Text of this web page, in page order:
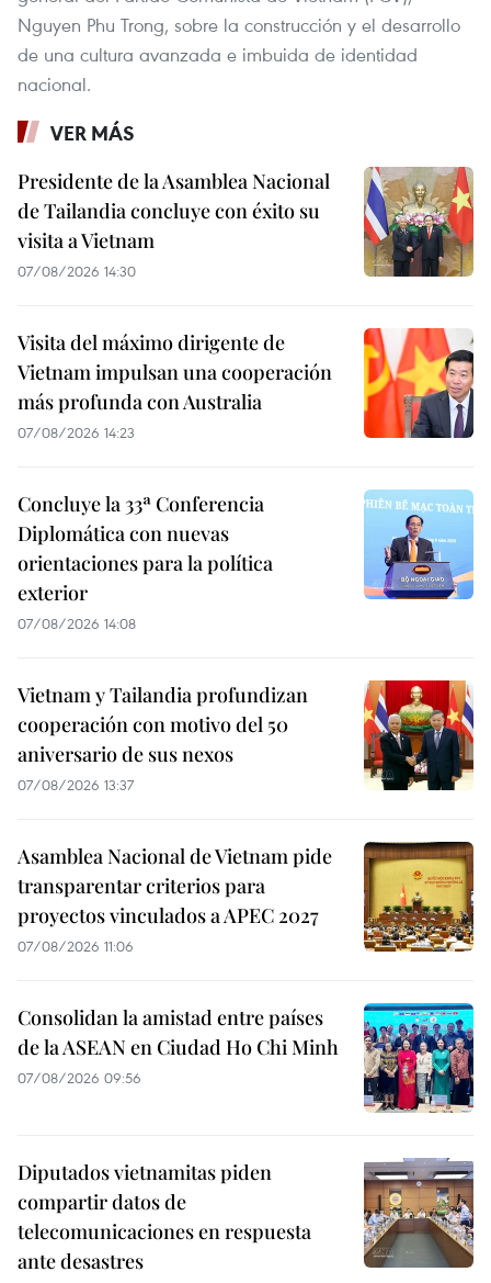
Nguyen Phu Trong, sobre la construcción y el desarrollo
de una cultura avanzada e imbuida de identidad
nacional.
VER MÁS
Presidente de la Asamblea Nacional
de Tailandia concluye con éxito su
visita a Vietnam
07/08/2026 14:30
Visita del máximo dirigente de
Vietnam impulsan una cooperación
más profunda con Australia
07/08/2026 14:23
Concluye la 33ª Conferencia
Diplomática con nuevas
orientaciones para la política
exterior
07/08/2026 14:08
Vietnam y Tailandia profundizan
cooperación con motivo del 50
aniversario de sus nexos
07/08/2026 13:37
Asamblea Nacional de Vietnam pide
transparentar criterios para
proyectos vinculados a APEC 2027
07/08/2026 11:06
Consolidan la amistad entre países
de la ASEAN en Ciudad Ho Chi Minh
07/08/2026 09:56
Diputados vietnamitas piden
compartir datos de
telecomunicaciones en respuesta
ante desastres